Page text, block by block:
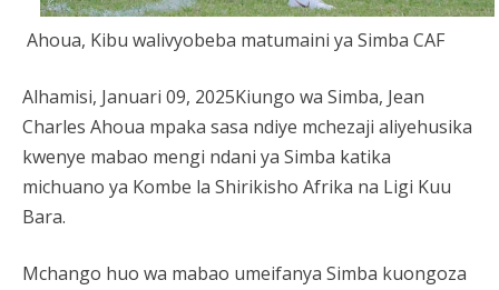
Ahoua, Kibu walivyobeba matumaini ya Simba CAF
Alhamisi, Januari 09, 2025Kiungo wa Simba, Jean
Charles Ahoua mpaka sasa ndiye mchezaji aliyehusika
kwenye mabao mengi ndani ya Simba katika
michuano ya Kombe la Shirikisho Afrika na Ligi Kuu
Bara.
Mchango huo wa mabao umeifanya Simba kuongoza